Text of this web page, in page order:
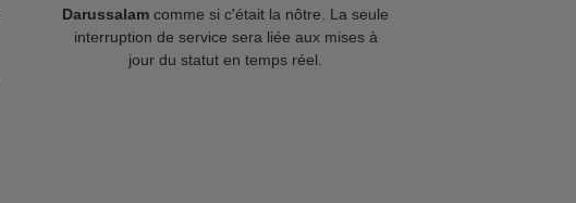
Darussalam comme si c'était la nôtre. La seule
interruption de service sera liée aux mises à
jour du statut en temps réel.